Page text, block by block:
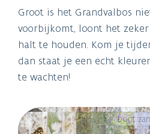
Groot is het Grandvalbos
voorbijkomt, loont het
halt te houden. Kom je
dan staat je een echt
te wachten!
bont